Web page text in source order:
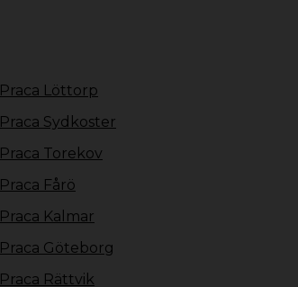
Praca Löttorp
Praca Sydkoster
Praca Torekov
Praca Fårö
Praca Kalmar
Praca Göteborg
Praca Rättvik